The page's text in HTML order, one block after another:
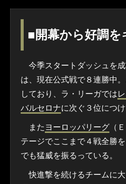
■開幕から好調を
今季スタートダッシュを
は、現在公式戦で８連勝中
しており、ラ・リーガでは
バルセロナに次ぐ３位につけ
また ヨーロッパリーグ （
テージでここまで４戦全勝
でも猛威を振るっている。
快進撃を続けるチームに大